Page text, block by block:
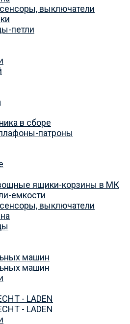
выключатели
петли
в сборе
патроны
ящики-корзины в МК
емкости
выключатели
машин
машин
- LADEN
- LADEN